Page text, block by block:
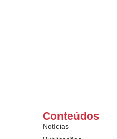
Conteúdos
Notícias